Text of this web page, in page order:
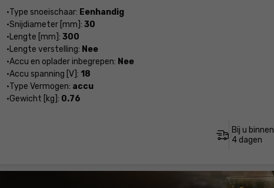
Type snoeischaar: Eenhandig
Snijdiameter [mm]: 30
Lengte [mm]: 300
Lengte verstelling: Nee
Accu en oplader inbegrepen: Nee
Accu spanning [V]: 18
Type Vermogen: accu
Gewicht [kg]: 0.76
Bij u binnen
4 dagen